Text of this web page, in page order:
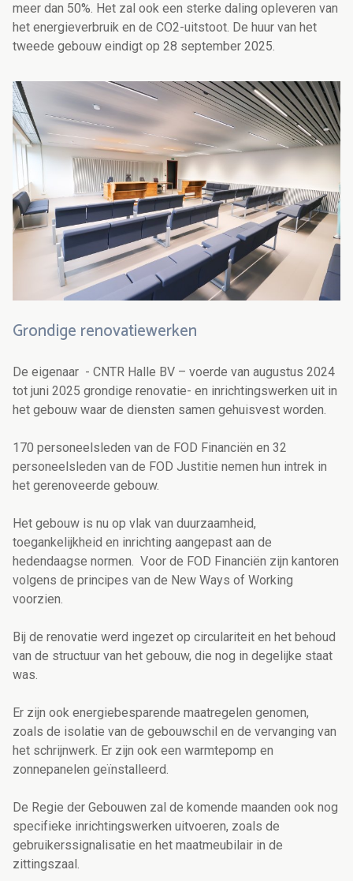
meer dan 50%. Het zal ook een sterke daling opleveren van
het energieverbruik en de CO2-uitstoot. De huur van het
tweede gebouw eindigt op 28 september 2025.
Grondige renovatiewerken
De eigenaar - CNTR Halle BV – voerde van augustus 2024
tot juni 2025 grondige renovatie- en inrichtingswerken uit in
het gebouw waar de diensten samen gehuisvest worden.
170 personeelsleden van de FOD Financiën en 32
personeelsleden van de FOD Justitie nemen hun intrek in
het gerenoveerde gebouw.
Het gebouw is nu op vlak van duurzaamheid,
toegankelijkheid en inrichting aangepast aan de
hedendaagse normen. Voor de FOD Financiën zijn kantoren
volgens de principes van de New Ways of Working
voorzien.
Bij de renovatie werd ingezet op circulariteit en het behoud
van de structuur van het gebouw, die nog in degelijke staat
was.
Er zijn ook energiebesparende maatregelen genomen,
zoals de isolatie van de gebouwschil en de vervanging van
het schrijnwerk. Er zijn ook een warmtepomp en
zonnepanelen geïnstalleerd.
De Regie der Gebouwen zal de komende maanden ook nog
specifieke inrichtingswerken uitvoeren, zoals de
gebruikerssignalisatie en het maatmeubilair in de
zittingszaal.